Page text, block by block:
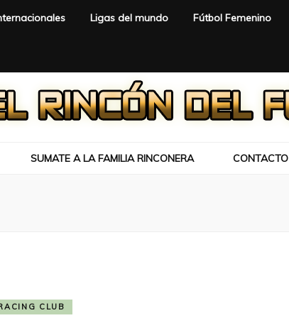
Ligas del mundo Fútbol Femenino
SUMATE A LA FAMILIA RINCONERA CONTACTO
CLUB